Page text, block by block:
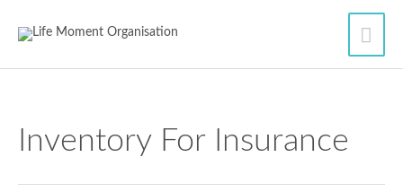
Inventory For Insurance